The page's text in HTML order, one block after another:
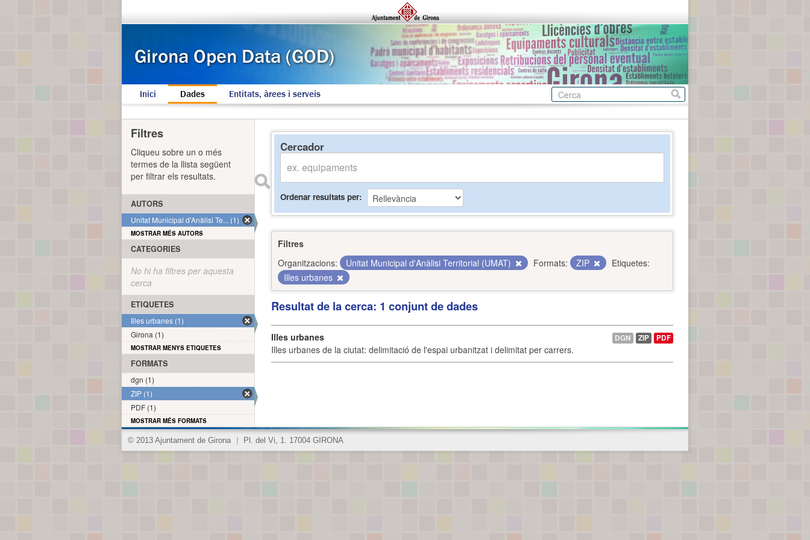
Inici Dades Entitats, àrees i serveis
Cercador
Ordenar resultats per
Filtres
Organitzacions:
Unitat Municipal d'Anàlisi Territorial (UMAT) Formats: ZIP
Etiquetes:
Illes urbanes
Resultat de la cerca: 1 conjunt de dades
Illes urbanes
Illes urbanes de la ciutat: delimitació de l'espai urbanitzat i delimitat per carrers.
DGN ZIP PDF
Filtres
Cliqueu sobre un o més
termes de la llista següent
per filtrar els resultats.
AUTORS
Unitat Municipal d'Anàlisi Te... (1)
MOSTRAR MÉS AUTORS
CATEGORIES
No hi ha filtres per aquesta
cerca
ETIQUETES
Illes urbanes (1)
Girona (1)
MOSTRAR MENYS ETIQUETES
FORMATS
dgn (1)
ZIP (1)
PDF (1)
MOSTRAR MÉS FORMATS
© 2013 Ajuntament de Girona Pl. del Vi, 1. 17004 GIRONA